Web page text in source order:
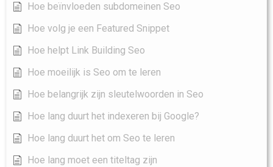
Hoe beïnvloeden subdomeinen Seo
Hoe volg je een Featured Snippet
Hoe helpt Link Building Seo
Hoe moeilijk is Seo om te leren
Hoe belangrijk zijn sleutelwoorden in Seo
Hoe lang duurt het indexeren bij Google?
Hoe lang duurt het om Seo te leren
Hoe lang moet een titeltag zijn